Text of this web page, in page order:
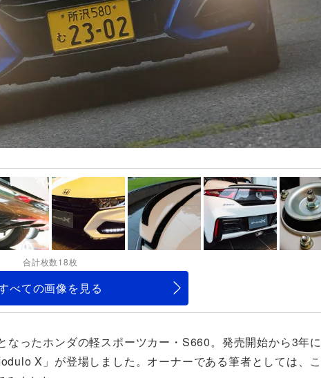
合計枚数18枚
べての画像を見る
ったホンダの軽スポーツカー・S660。発売開始から3年
X」が登場しました。オーナーである筆者としては、